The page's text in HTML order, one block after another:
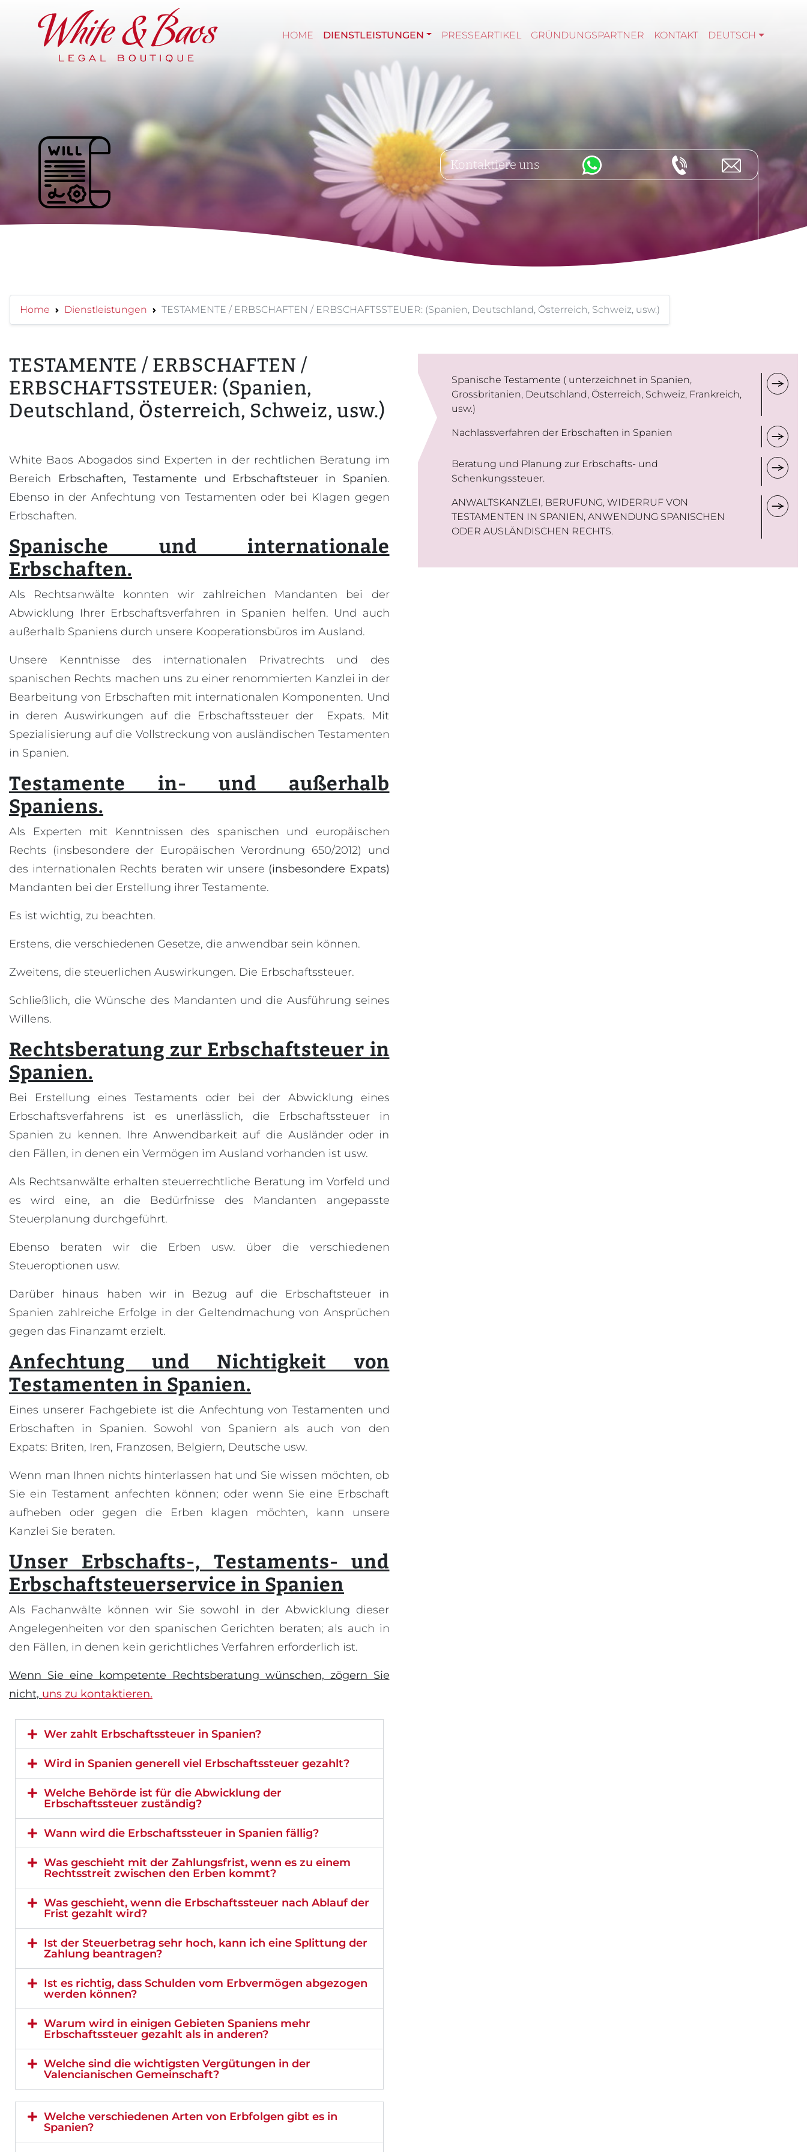
Main Navigation HOME DIENSTLEISTUNGEN PRESSEARTIKEL GRÜNDUNGSPARTNER KONTAKT DEUTSCH
Kontaktiere uns
Home Dienstleistungen TESTAMENTE / ERBSCHAFTEN / ERBSCHAFTSSTEUER: (Spanien, Deutschland, Österreich, Schweiz, usw.)
TESTAMENTE / ERBSCHAFTEN /
ERBSCHAFTSSTEUER: (Spanien,
Deutschland, Österreich, Schweiz, usw.)
White Baos Abogados sind Experten in der rechtlichen Beratung im
Bereich
Erbschaften, Testamente und Erbschaftsteuer in Spanien.
Ebenso in der Anfechtung von Testamenten oder bei Klagen gegen
Erbschaften.
Spanische und internationale
Erbschaften.
Als Rechtsanwälte konnten wir zahlreichen Mandanten bei der
Abwicklung Ihrer Erbschaftsverfahren in Spanien helfen. Und auch
außerhalb Spaniens durch unsere Kooperationsbüros im Ausland.
Unsere Kenntnisse des internationalen Privatrechts und des
spanischen Rechts machen uns zu einer renommierten Kanzlei in der
Bearbeitung von Erbschaften mit internationalen Komponenten. Und
in deren Auswirkungen auf die Erbschaftssteuer der Expats. Mit
Spezialisierung auf die Vollstreckung von ausländischen Testamenten
in Spanien.
Testamente in- und außerhalb
Spaniens.
Als Experten mit Kenntnissen des spanischen und europäischen
Rechts (insbesondere der Europäischen Verordnung 650/2012) und
des internationalen Rechts beraten wir unsere (insbesondere Expats)
Mandanten bei der Erstellung ihrer Testamente.
Es ist wichtig, zu beachten.
Erstens, die verschiedenen Gesetze, die anwendbar sein können.
Zweitens, die steuerlichen Auswirkungen. Die Erbschaftssteuer.
Schließlich, die Wünsche des Mandanten und die Ausführung seines
Willens.
Rechtsberatung zur Erbschaftsteuer in
Spanien.
Bei Erstellung eines Testaments oder bei der Abwicklung eines
Erbschaftsverfahrens ist es unerlässlich, die Erbschaftssteuer in
Spanien zu kennen. Ihre Anwendbarkeit auf die Ausländer oder in
den Fällen, in denen ein Vermögen im Ausland vorhanden ist usw.
Als Rechtsanwälte erhalten steuerrechtliche Beratung im Vorfeld und
es wird eine, an die Bedürfnisse des Mandanten angepasste
Steuerplanung durchgeführt.
Ebenso beraten wir die Erben usw. über die verschiedenen
Steueroptionen usw.
Darüber hinaus haben wir in Bezug auf die Erbschaftsteuer in
Spanien zahlreiche Erfolge in der Geltendmachung von Ansprüchen
gegen das Finanzamt erzielt.
Anfechtung und Nichtigkeit von
Testamenten in Spanien.
Eines unserer Fachgebiete ist die Anfechtung von Testamenten und
Erbschaften in Spanien. Sowohl von Spaniern als auch von den
Expats: Briten, Iren, Franzosen, Belgiern, Deutsche usw.
Wenn man Ihnen nichts hinterlassen hat und Sie wissen möchten, ob
Sie ein Testament anfechten können; oder wenn Sie eine Erbschaft
aufheben oder gegen die Erben klagen möchten, kann unsere
Kanzlei Sie beraten.
Unser Erbschafts-, Testaments- und
Erbschaftsteuerservice in Spanien
Als Fachanwälte können wir Sie sowohl in der Abwicklung dieser
Angelegenheiten vor den spanischen Gerichten beraten; als auch in
den Fällen, in denen kein gerichtliches Verfahren erforderlich ist.
Wenn Sie eine kompetente Rechtsberatung wünschen, zögern Sie
nicht, uns zu kontaktieren.
Wer zahlt Erbschaftssteuer in Spanien?
Wird in Spanien generell viel Erbschaftssteuer gezahlt?
Welche Behörde ist für die Abwicklung der
Erbschaftssteuer zuständig?
Wann wird die Erbschaftssteuer in Spanien fällig?
Was geschieht mit der Zahlungsfrist, wenn es zu einem
Rechtsstreit zwischen den Erben kommt?
Was geschieht, wenn die Erbschaftssteuer nach Ablauf der
Frist gezahlt wird?
Ist der Steuerbetrag sehr hoch, kann ich eine Splittung der
Zahlung beantragen?
Ist es richtig, dass Schulden vom Erbvermögen abgezogen
werden können?
Warum wird in einigen Gebieten Spaniens mehr
Erbschaftssteuer gezahlt als in anderen?
Welche sind die wichtigsten Vergütungen in der
Valencianischen Gemeinschaft?
Welche verschiedenen Arten von Erbfolgen gibt es in
Spanien?
Spanische Testamente ( unterzeichnet in Spanien,
Grossbritanien, Deutschland, Österreich, Schweiz, Frankreich,
usw.)
Nachlassverfahren der Erbschaften in Spanien
Beratung und Planung zur Erbschafts- und
Schenkungssteuer.
ANWALTSKANZLEI, BERUFUNG, WIDERRUF VON
TESTAMENTEN IN SPANIEN, ANWENDUNG SPANISCHEN
ODER AUSLÄNDISCHEN RECHTS.